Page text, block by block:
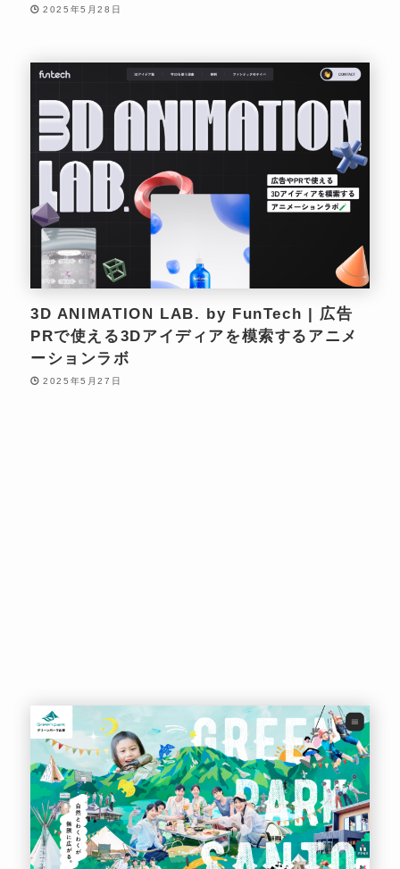
2025年5月28日
3D ANIMATION LAB. by FunTech | 広告
PRで使える3Dアイディアを模索するアニメ
ーションラボ
2025年5月27日